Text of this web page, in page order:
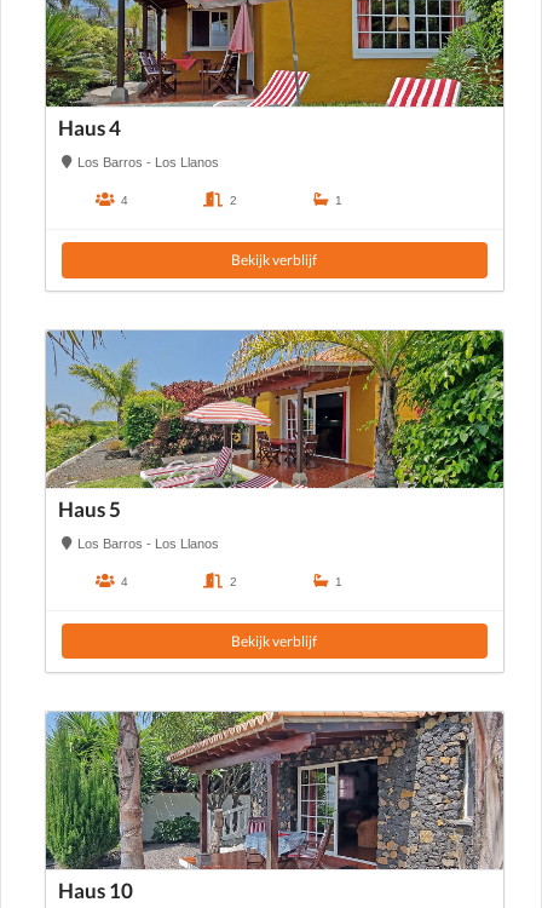
Haus 4
Los Barros - Los Llanos
4 2 1
Bekijk verblijf
Haus 5
Los Barros - Los Llanos
4 2 1
Bekijk verblijf
Haus 10